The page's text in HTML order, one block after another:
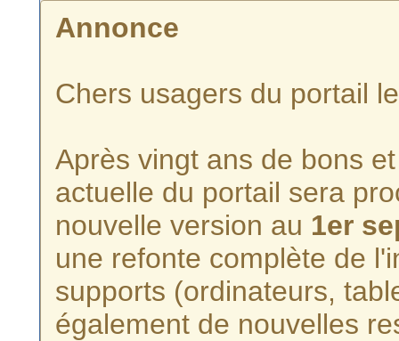
Annonce
Chers usagers du portail
Après vingt ans de bons
actuelle du portail sera
nouvelle version au 1er
une refonte complète de
supports (ordinateurs,
également de nouvelles